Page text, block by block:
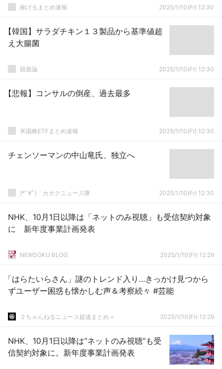
稼げるまとめ速報 2025/1/10(Fr) 12:30
【韓国】サラダチキン１３製品から基準値超
え大腸菌
脱亜論 2025/1/10(Fr) 12:30
【悲報】コンサルの倒産、過去最多
米国株ETFまとめ速報 2025/1/10(Fr) 12:30
チェンソーマンの中山竜氏、独立へ
(*ﾟ∀ﾟ)ゞカガクニュース隊 2025/1/10(Fr) 12:30
NHK、10月1日以降は「ネットのみ視聴」も受信契約対象
に 新年度事業計画発表
NEWSOKU BLOG 2025/1/10(Fr) 12:29
「はらたいらさん」謎のトレンド入り…きっかけ見つから
ずユーザー困惑も懐かしむ声＆考察続々 #芸能
２ちゃんねるニュース超速まとめ＋ 2025/1/10(Fr) 12:29
NHK、10月1日以降は”ネットのみ視聴”も受
信契約対象に。新年度事業計画発表